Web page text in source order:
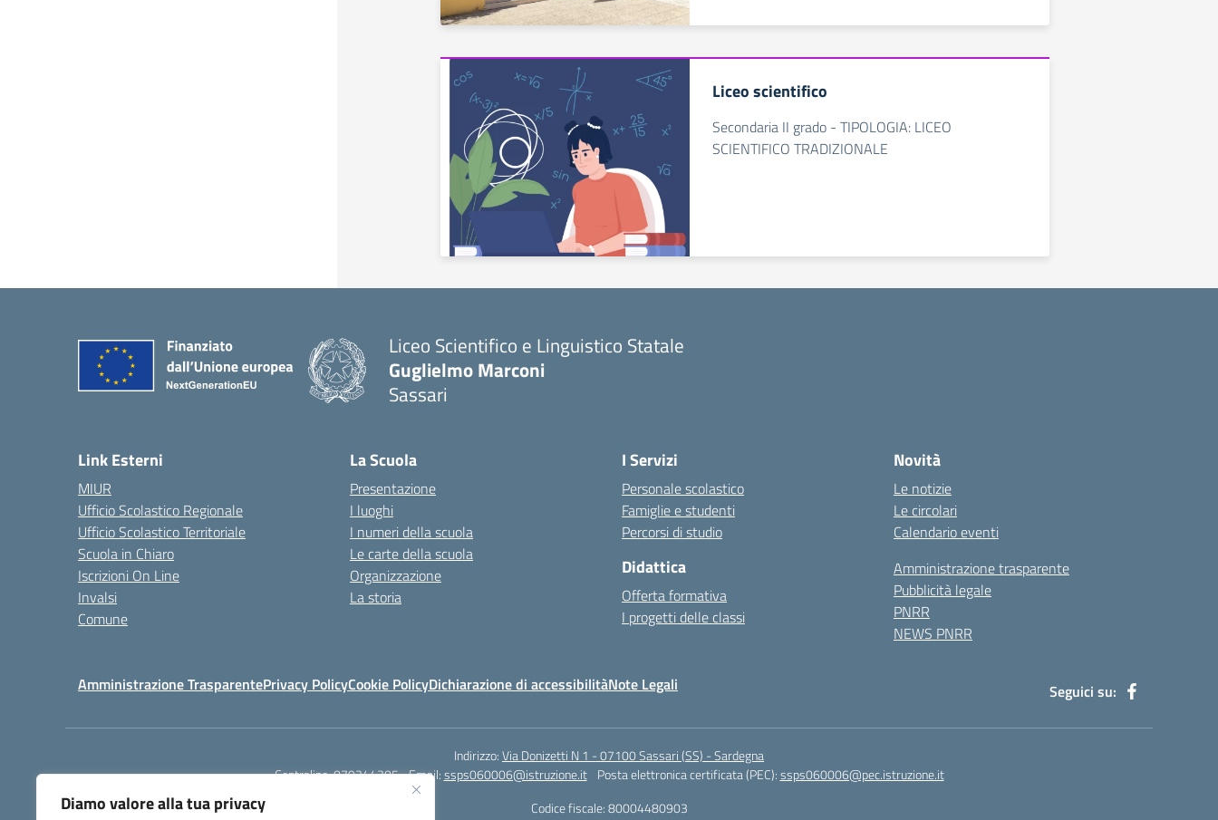
Diamo valore alla tua privacy
Liceo scientifico
Secondaria II grado - TIPOLOGIA: LICEO
SCIENTIFICO TRADIZIONALE
Liceo Scientifico e Linguistico Statale
Guglielmo Marconi
Sassari
Link Esterni
MIUR
Ufficio Scolastico Regionale
Ufficio Scolastico Territoriale
Scuola in Chiaro
Iscrizioni On Line
Invalsi
Comune
La Scuola
Presentazione
I luoghi
I numeri della scuola
Le carte della scuola
Organizzazione
La storia
I Servizi
Personale scolastico
Famiglie e studenti
Percorsi di studio
Didattica
Offerta formativa
I progetti delle classi
Novità
Le notizie
Le circolari
Calendario eventi
Amministrazione trasparente
Pubblicità legale
PNRR
NEWS PNRR
Amministrazione TrasparentePrivacy PolicyCookie PolicyDichiarazione di accessibilitàNote Legali Seguici su:
Indirizzo:Via Donizetti N 1 - 07100 Sassari (SS) - Sardegna
Centralino:079244305 Email:ssps060006@istruzione.it Posta elettronica certificata (PEC):ssps060006@pec.istruzione.it
Codice fiscale: 80004480903